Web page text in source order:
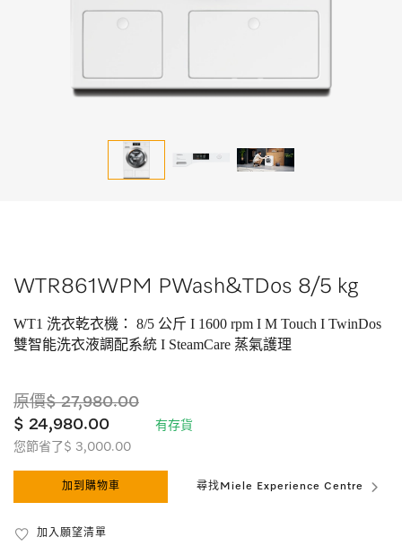
WTR861WPM PWash&TDos 8/5 kg
WT1 洗衣乾衣機： 8/5 公斤 I 1600 rpm I M Touch I TwinDos
雙智能洗衣液調配系統 I SteamCare 蒸氣護理
原價$ 27,980.00
$ 24,980.00
有存貨
您節省了$ 3,000.00
加到購物車 尋找Miele Experience Centre
加入願望清單